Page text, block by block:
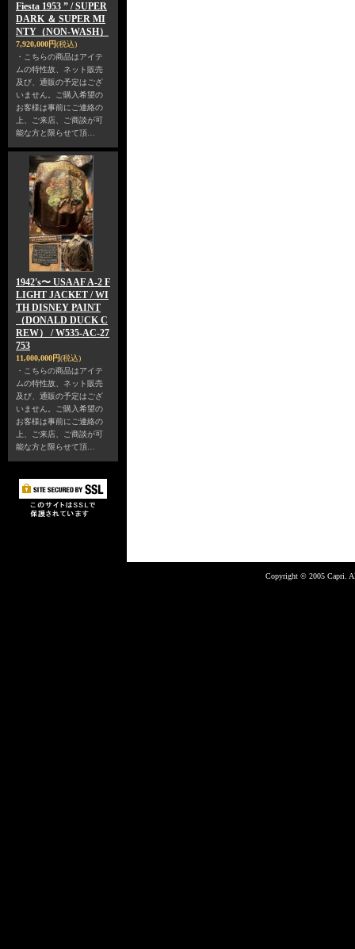
Fiesta 1953 ” / SUPER
DARK ＆ SUPER MI
NTY（NON-WASH）
7,920,000円(税込)
・こちらの商品はアイテ
ムの特性故、ネット販売
及び、通販の予定はござ
いません。ご購入希望の
お客様は事前にご連絡の
上、ご来店、ご商談が可
能な方と限らせて頂…
1942's〜 USAAF A-2 F
LIGHT JACKET / WI
TH DISNEY PAINT
（DONALD DUCK C
REW） / W535-AC-27
753
11,000,000円(税込)
・こちらの商品はアイテ
ムの特性故、ネット販売
及び、通販の予定はござ
いません。ご購入希望の
お客様は事前にご連絡の
上、ご来店、ご商談が可
能な方と限らせて頂…
Copyright © 2005 Capri.